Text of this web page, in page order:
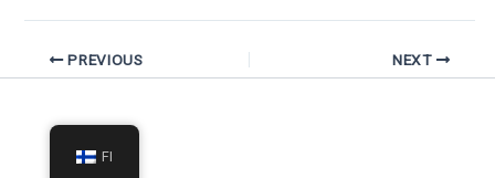
PREVIOUS NEXT
FI